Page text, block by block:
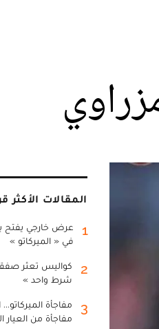
المقالات الأكثر
1
عرض خارجي يفتح
في « الميركاتو »
2
كواليس تعثر
شرط واحد »
3
مفاجأة
مفاجأة من العيار